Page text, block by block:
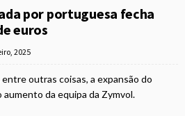
por portuguesa fecha
euros
2025
outras coisas, a expansão do
da equipa da Zymvol.